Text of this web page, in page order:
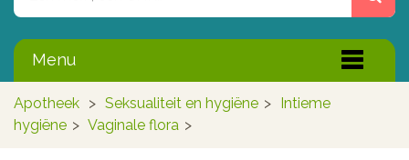
Menu
Apotheek > Seksualiteit en hygiëne > Intieme
hygiëne > Vaginale flora >